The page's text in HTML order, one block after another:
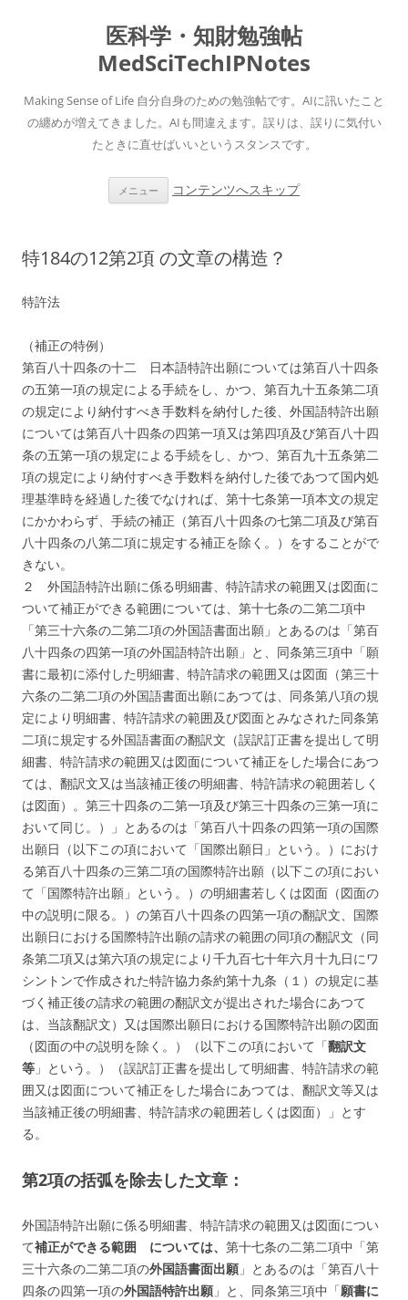
医科学・知財勉強帖
MedSciTechIPNotes
Making Sense of Life 自分自身のための勉強帖です。AIに訊いたこと
の纏めが増えてきました。AIも間違えます。誤りは、誤りに気付い
たときに直せばいいというスタンスです。
メニュー コンテンツへスキップ
特184の12第2項 の文章の構造？
特許法
（補正の特例）
第百八十四条の十二 日本語特許出願については第百八十四条
の五第一項の規定による手続をし、かつ、第百九十五条第二項
の規定により納付すべき手数料を納付した後、外国語特許出願
については第百八十四条の四第一項又は第四項及び第百八十四
条の五第一項の規定による手続をし、かつ、第百九十五条第二
項の規定により納付すべき手数料を納付した後であつて国内処
理基準時を経過した後でなければ、第十七条第一項本文の規定
にかかわらず、手続の補正（第百八十四条の七第二項及び第百
八十四条の八第二項に規定する補正を除く。）をすることがで
きない。
２ 外国語特許出願に係る明細書、特許請求の範囲又は図面に
ついて補正ができる範囲については、第十七条の二第二項中
「第三十六条の二第二項の外国語書面出願」とあるのは「第百
八十四条の四第一項の外国語特許出願」と、同条第三項中「願
書に最初に添付した明細書、特許請求の範囲又は図面（第三十
六条の二第二項の外国語書面出願にあつては、同条第八項の規
定により明細書、特許請求の範囲及び図面とみなされた同条第
二項に規定する外国語書面の翻訳文（誤訳訂正書を提出して明
細書、特許請求の範囲又は図面について補正をした場合にあつ
ては、翻訳文又は当該補正後の明細書、特許請求の範囲若しく
は図面）。第三十四条の二第一項及び第三十四条の三第一項に
おいて同じ。）」とあるのは「第百八十四条の四第一項の国際
出願日（以下この項において「国際出願日」という。）におけ
る第百八十四条の三第二項の国際特許出願（以下この項におい
て「国際特許出願」という。）の明細書若しくは図面（図面の
中の説明に限る。）の第百八十四条の四第一項の翻訳文、国際
出願日における国際特許出願の請求の範囲の同項の翻訳文（同
条第二項又は第六項の規定により千九百七十年六月十九日にワ
シントンで作成された特許協力条約第十九条（１）の規定に基
づく補正後の請求の範囲の翻訳文が提出された場合にあつて
は、当該翻訳文）又は国際出願日における国際特許出願の図面
（図面の中の説明を除く。）（以下この項において「翻訳文
等 」という。）（誤訳訂正書を提出して明細書、特許請求の範
囲又は図面について補正をした場合にあつては、翻訳文等又は
当該補正後の明細書、特許請求の範囲若しくは図面）」とす
る。
第2項の括弧を除去した文章：
外国語特許出願に係る明細書、特許請求の範囲又は図面につい
て補正ができる範囲 については、 第十七条の二第二項中「第
三十六条の二第二項の外国語書面出願」とあるのは「第百八十
四条の四第一項の外国語特許出願」と、同条第三項中「願書に